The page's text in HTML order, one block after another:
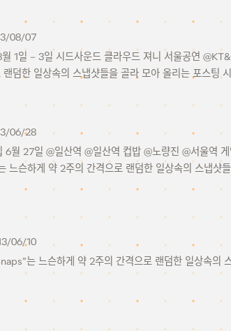
08/07
1일 – 3일 시드사운드 클라우드 져니 서울공연
한 일상속의 스냅샷들을 골라 모아 올리는 포스팅
06/28
월 27일 @일산역 @일산역 컵밥 @노량진 @서울역
슨하게 약 2주의 간격으로 랜덤한 일상속의 스냅샷
06/10
는 느슨하게 약 2주의 간격으로 랜덤한 일상속의